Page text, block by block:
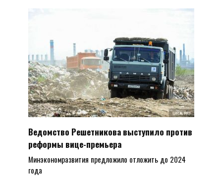
Ведомство Решетникова выступило против
реформы вице-премьера
Минэкономразвития предложило отложить до 2024
года